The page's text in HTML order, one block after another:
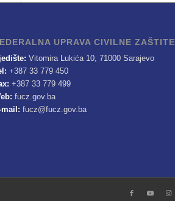
UPRAVA CIVILNE ZAŠTITE
Vitomira Lukića 10, 71000 Sarajevo
+387 33 779 450
+387 33 779 499
fucz.gov.ba
mail: fucz@fucz.gov.ba